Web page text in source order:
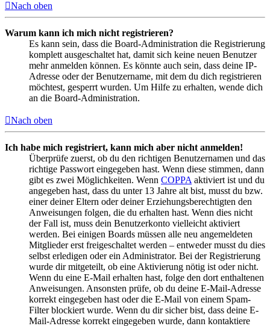
Nach oben
Warum kann ich mich nicht registrieren?
Es kann sein, dass die Board-Administration die Registrierung
komplett ausgeschaltet hat, damit sich keine neuen Benutzer
mehr anmelden können. Es könnte auch sein, dass deine IP-
Adresse oder der Benutzername, mit dem du dich registrieren
möchtest, gesperrt wurden. Um Hilfe zu erhalten, wende dich
an die Board-Administration.
Nach oben
Ich habe mich registriert, kann mich aber nicht anmelden!
Überprüfe zuerst, ob du den richtigen Benutzernamen und das
richtige Passwort eingegeben hast. Wenn diese stimmen, dann
gibt es zwei Möglichkeiten. Wenn COPPA aktiviert ist und du
angegeben hast, dass du unter 13 Jahre alt bist, musst du bzw.
einer deiner Eltern oder deiner Erziehungsberechtigten den
Anweisungen folgen, die du erhalten hast. Wenn dies nicht
der Fall ist, muss dein Benutzerkonto vielleicht aktiviert
werden. Bei einigen Boards müssen alle neu angemeldeten
Mitglieder erst freigeschaltet werden – entweder musst du dies
selbst erledigen oder ein Administrator. Bei der Registrierung
wurde dir mitgeteilt, ob eine Aktivierung nötig ist oder nicht.
Wenn du eine E-Mail erhalten hast, folge den dort enthaltenen
Anweisungen. Ansonsten prüfe, ob du deine E-Mail-Adresse
korrekt eingegeben hast oder die E-Mail von einem Spam-
Filter blockiert wurde. Wenn du dir sicher bist, dass deine E-
Mail-Adresse korrekt eingegeben wurde, dann kontaktiere